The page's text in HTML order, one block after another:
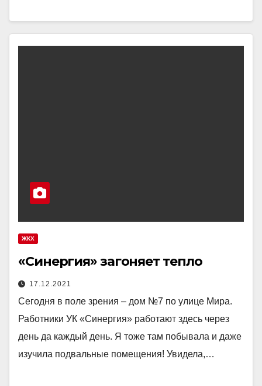
ЖКХ
«Синергия» загоняет тепло
17.12.2021
Сегодня в поле зрения – дом №7 по улице Мира.
Работники УК «Синергия» работают здесь через
день да каждый день. Я тоже там побывала и даже
изучила подвальные помещения! Увидела,…